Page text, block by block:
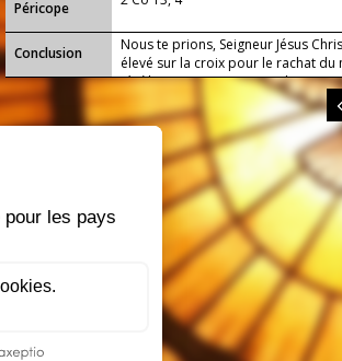
Péricope
Conclusion
Nous te prions, Seigneur Jésus
élevé sur la croix pour le rachat du
ténèbres couvraient toute la terre
lumière qui nous guidera jusqu’à
pour les siècles des siècles. Amen.